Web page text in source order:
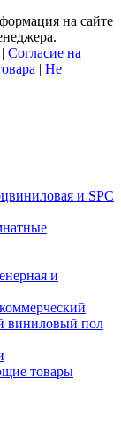
на сайте
| Согласие на
| Не
и SPC
и
виниловый пол
товары